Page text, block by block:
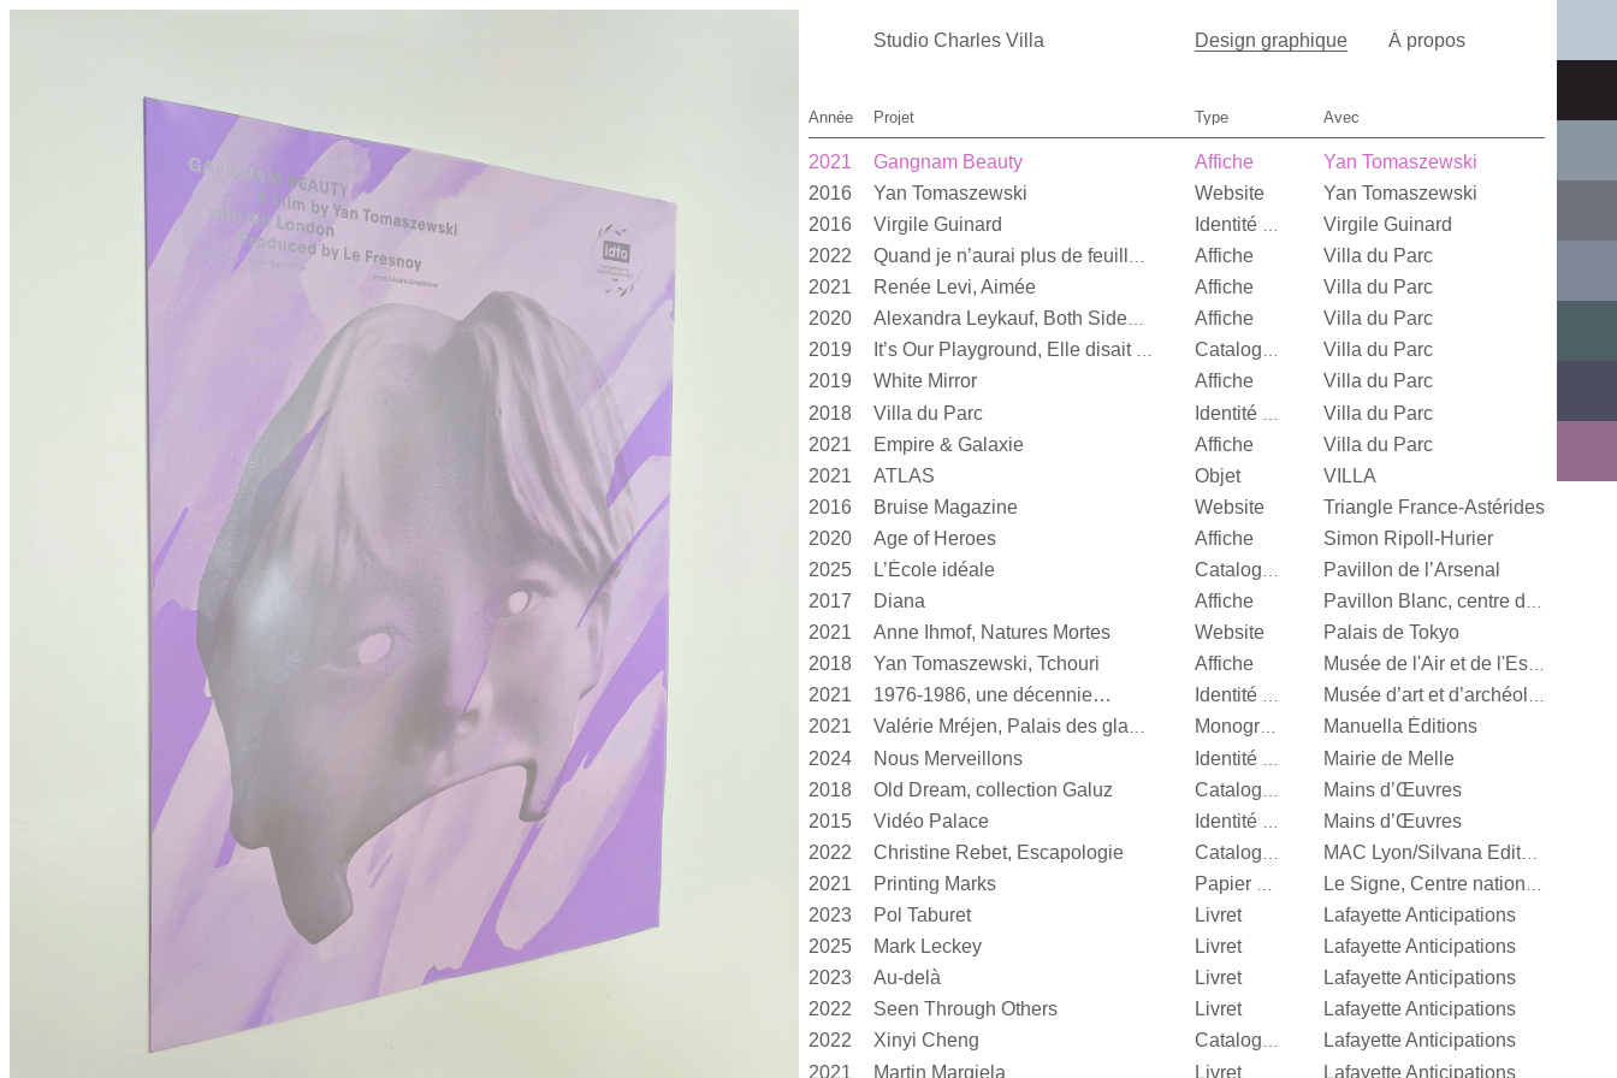
Studio Charles Villa Design graphique À propos
Année Projet Type Avec
2021 Gangnam Beauty Affiche
Yan Tomaszewski
2016
Yan Tomaszewski Website
Yan Tomaszewski
2016
Virgile Guinard
Virgile Guinard
2022
Quand je n’aurai plus de feuille, […] Affiche
Villa du Parc
2021
Renée Levi, Aimée Affiche
Villa du Parc
2020
Alexandra Leykauf, Both Sides Now Affiche
Villa du Parc
2019
It’s Our Playground, Elle disait bonjour aux machines Catalogue d’exposition
Villa du Parc
2019
White Mirror Affiche
Villa du Parc
2018
Villa du Parc
Villa du Parc
2021
Empire & Galaxie Affiche
Villa du Parc
2021
ATLAS Objet
VILLA
2016
Bruise Magazine Website
Triangle France-Astérides
2020
Age of Heroes Affiche
Simon Ripoll-Hurier
2025
L’École idéale Catalogue d’exposition
Pavillon de l’Arsenal
2017
Diana Affiche Pavillon Blanc, centre d’art contemporain de la Ville de Colomiers
2021 Anne Ihmof, Natures Mortes Website
Palais de Tokyo
2018
Yan Tomaszewski, Tchouri Affiche Musée de l'Air et de l'Espace
2021 1976-1986, une décennie… Identité visuelle Musée d’art et d’archéologie d’Aurillac
2021 Valérie Mréjen, Palais des glaces Monographie
Manuella Éditions
2024
Nous Merveillons
Mairie de Melle
2018
Old Dream, collection Galuz
Mains d’Œuvres
2015
Vidéo Palace
Mains d’Œuvres
2022
Christine Rebet, Escapologie MAC Lyon/Silvana Editoriale
2021 Printing Marks
2023 Pol Taburet Livret
Lafayette Anticipations
2025
Mark Leckey Livret
Lafayette Anticipations
2023
Au-delà Livret
Lafayette Anticipations
2022
Seen Through Others Livret
Lafayette Anticipations
2022
Xinyi Cheng Catalogue d’exposition
Lafayette Anticipations
2021
Martin Margiela Livret Lafayette Anticipations